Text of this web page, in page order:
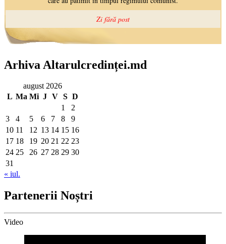
Arhiva Altarulcredinței.md
august 2026
L Ma Mi J V S D
1
2
3
4 5 6 7 8
9
10 11 12 13 14 15 16
17 18 19 20 21 22 23
24 25 26 27 28 29 30
31
« iul.
Partenerii Noștri
Video